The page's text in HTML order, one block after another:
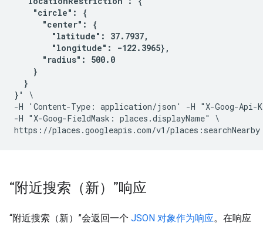
    "circle": {
      "center": {
        "latitude": 37.7937,
        "longitude": -122.3965},
      "radius": 500.0
    }
  }
}'
\
-H 'Content-Type: application/json' -H "X-Goog-Api-
-H "X-Goog-FieldMask: places.displayName" \
“附近搜索（新）”响应
“附近搜索（新）”会返回一个 JSON 对象作为响应。在响应